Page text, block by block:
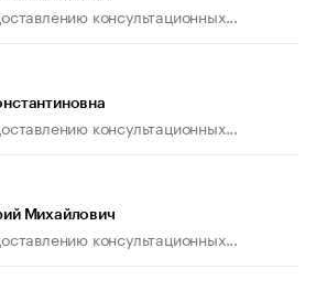
консультационных...
консультационных...
Михайлович
консультационных...